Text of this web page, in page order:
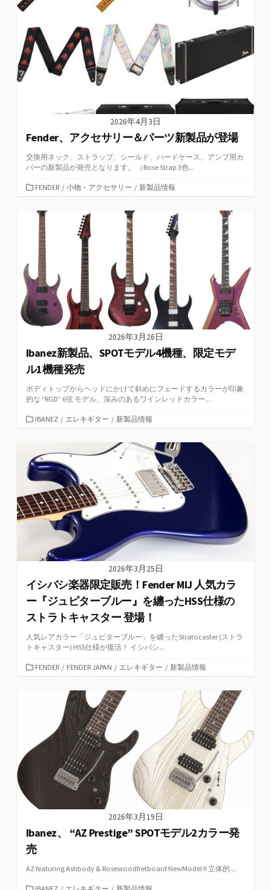
リ
2026年4月3日
Fender、アクセサリー＆パーツ新製品が登場
交換用ネック、ストラップ、シールド、ハードケース、アンプ用カ
バーの新製品が発売となります。 （Rose Strap 3色...
カ
ゴ
ー
FENDER / 小物・アクセサリー / 新製品情報
2026年3月26日
Ibanez新製品、SPOTモデル4機種、限定モデ
ル1機種発売
ボディトップからヘッドにかけて斜めにフェードするカラーが印象
的な “RGD” 6弦 モデル、深みのあるワインレッドカラー...
カ
ー
IBANEZ / エレキギター / 新製品情報
2026年3月25日
イシバシ楽器限定販売！Fender MIJ 人気カラ
ー『ジュピターブルー』を纏ったHSS仕様の
ストラトキャスター 登場！
人気レアカラー「ジュピターブルー」を纏ったStratocaster (ストラ
トキャスター) HSS仕様が復活！ イシバシ...
カFENDER / FENDER JAPAN / エレキギター / 新製品情報
2026年3月19日
Ibanez、 “AZ Prestige” SPOTモデル2カラー発
売
AZ featuring Ashbody & Rosewoodfretboard NewModel !! 立体的...
カ